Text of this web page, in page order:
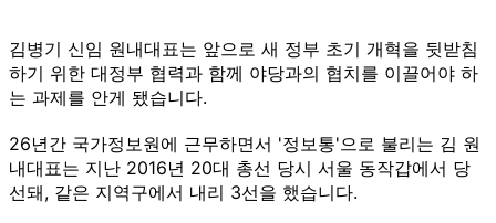
김병기 신임 원내대표는 앞으로 새 정부 초기 개혁을 뒷받침
하기 위한 대정부 협력과 함께 야당과의 협치를 이끌어야 하
는 과제를 안게 됐습니다.
26년간 국가정보원에 근무하면서 '정보통'으로 불리는 김 원
내대표는 지난 2016년 20대 총선 당시 서울 동작갑에서 당
선돼, 같은 지역구에서 내리 3선을 했습니다.